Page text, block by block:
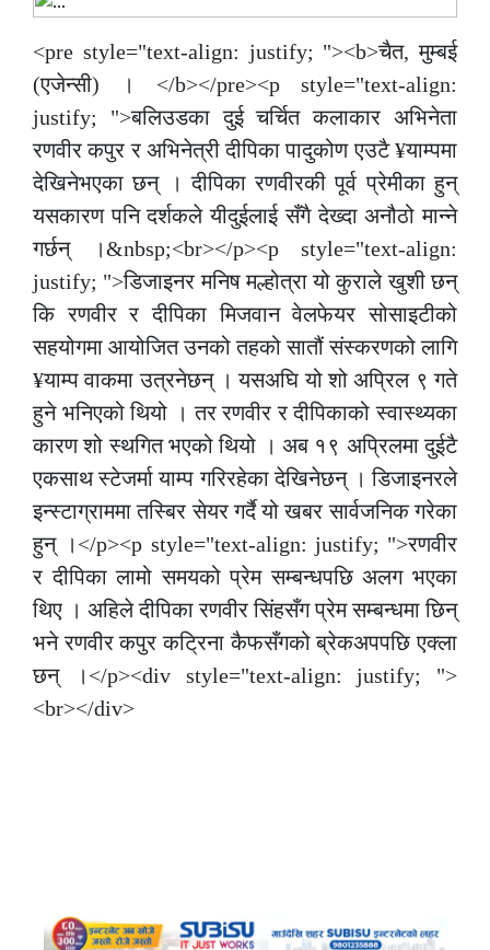
<pre style="text-align: justify; "><b>चैत, मुम्बई
(एजेन्सी) । </b></pre><p style="text-align:
justify; ">बलिउडका दुई चर्चित कलाकार अभिनेता
रणवीर कपुर र अभिनेत्री दीपिका पादुकोण एउटै ¥याम्पमा
देखिनेभएका छन् । दीपिका रणवीरकी पूर्व प्रेमीका हुन्
यसकारण पनि दर्शकले यीदुईलाई सँगै देख्दा अनौठो मान्ने
गर्छन् ।&nbsp;<br></p><p style="text-align:
justify; ">डिजाइनर मनिष मल्होत्रा यो कुराले खुशी छन्
कि रणवीर र दीपिका मिजवान वेलफेयर सोसाइटीको
सहयोगमा आयोजित उनको तहको सातौं संस्करणको लागि
¥याम्प वाकमा उत्रनेछन् । यसअघि यो शो अप्रिल ९ गते
हुने भनिएको थियो । तर रणवीर र दीपिकाको स्वास्थ्यका
कारण शो स्थगित भएको थियो । अब १९ अप्रिलमा दुईटै
एकसाथ स्टेजर्मा याम्प गरिरहेका देखिनेछन् । डिजाइनरले
इन्स्टाग्राममा तस्बिर सेयर गर्दै यो खबर सार्वजनिक गरेका
हुन् ।</p><p style="text-align: justify; ">रणवीर
र दीपिका लामो समयको प्रेम सम्बन्धपछि अलग भएका
थिए । अहिले दीपिका रणवीर सिंहसँग प्रेम सम्बन्धमा छिन्
भने रणवीर कपुर कट्रिना कैफसँगको ब्रेकअपपछि एक्ला
छन् ।</p><div style="text-align: justify; ">
<br></div>